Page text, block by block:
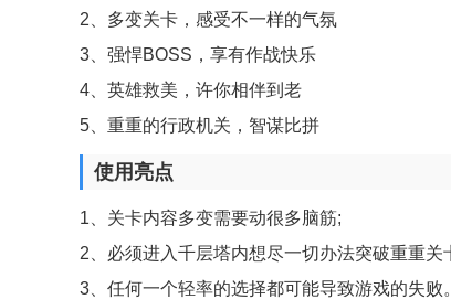
2、多变关卡，感受不一样的气氛
3、强悍BOSS，享有作战快乐
4、英雄救美，许你相伴到老
5、重重的行政机关，智谋比拼
使用亮点
1、关卡内容多变需要动很多脑筋;
2、必须进入千层塔内想尽一切办法突破重重关
3、任何一个轻率的选择都可能导致游戏的失败。